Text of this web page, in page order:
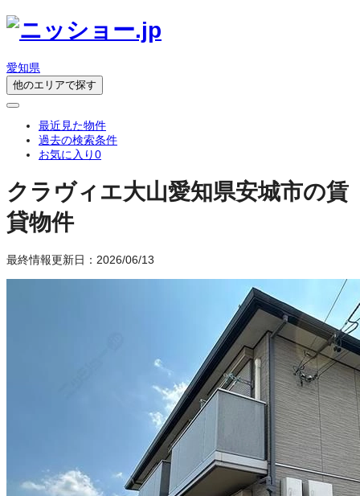
愛知県
他のエリアで探す
最近見た物件
過去の検索条件
お気に入り0
クラヴィエ大山愛知県安城市の賃
貸物件
最終情報更新日：2026/06/13